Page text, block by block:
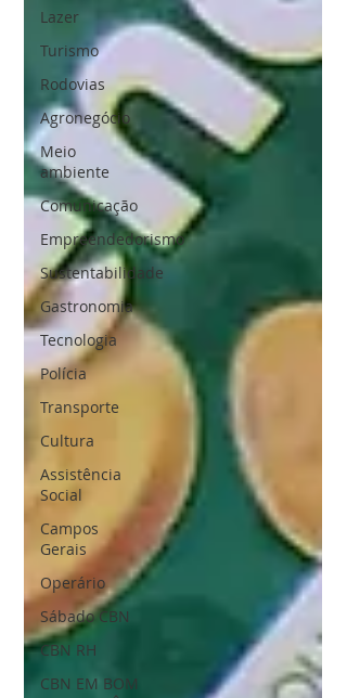
Lazer
Turismo
Rodovias
Agronegócio
Meio
ambiente
Comunicação
Empreendedorismo
Sustentabilidade
Gastronomia
Tecnologia
Polícia
Transporte
Cultura
Assistência
Social
Campos
Gerais
Operário
Sábado CBN
CBN RH
CBN EM BOM